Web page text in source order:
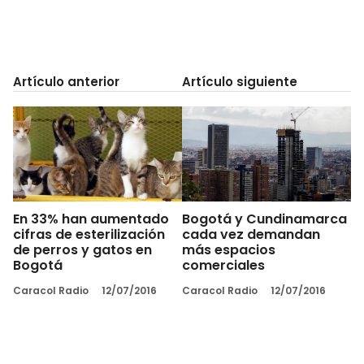
Artículo anterior
En 33% han aumentado
cifras de esterilización
de perros y gatos en
Bogotá
Caracol Radio 12/07/2016
Artículo siguiente
Bogotá y Cundinamarca
cada vez demandan
más espacios
comerciales
Caracol Radio 12/07/2016